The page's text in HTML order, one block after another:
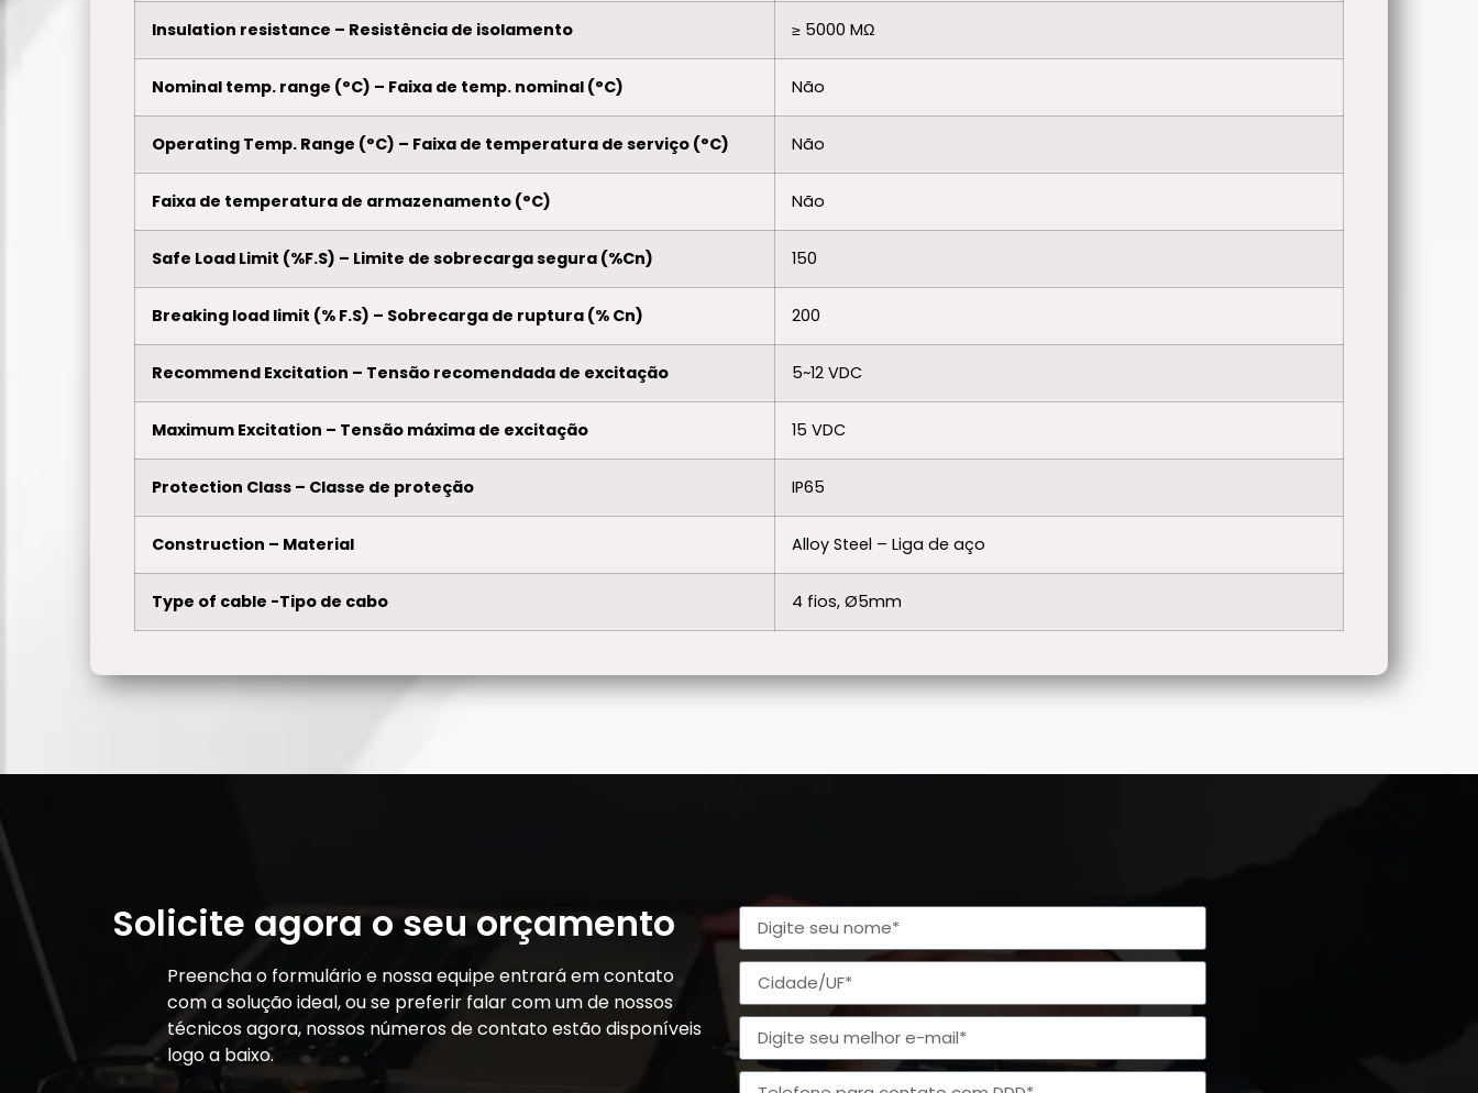
Insulation resistance – Resistência de isolamento ≥ 5000 MΩ
Nominal temp. range (°C) – Faixa de temp. nominal (°C) Não
Operating Temp. Range (°C) – Faixa de temperatura de serviço (°C) Não
Faixa de temperatura de armazenamento (°C) Não
Safe Load Limit (%F.S) – Limite de sobrecarga segura (%Cn) 150
Breaking load limit (% F.S) – Sobrecarga de ruptura (% Cn) 200
Recommend Excitation – Tensão recomendada de excitação 5~12 VDC
Maximum Excitation – Tensão máxima de excitação 15 VDC
Protection Class – Classe de proteção IP65
Construction – Material Alloy Steel – Liga de aço
Type of cable -Tipo de cabo 4 fios, Ø5mm
Solicite agora o seu orçamento
Preencha o formulário e nossa equipe entrará em contato
com a solução ideal, ou se preferir falar com um de nossos
técnicos agora, nossos números de contato estão disponíveis
logo a baixo.